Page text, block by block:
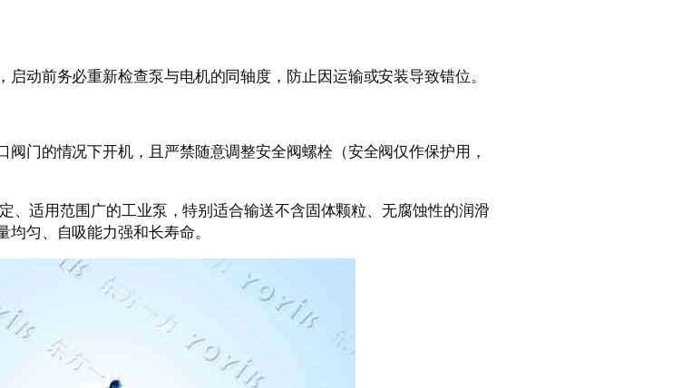
动前务必重新检查泵与电机的同轴度，防止因运输或安装导致错位。
阀门的情况下开机，且严禁随意调整安全阀螺栓（安全阀仅作保护用，
、适用范围广的工业泵，特别适合输送不含固体颗粒、无腐蚀性的润滑
匀、自吸能力强和长寿命。